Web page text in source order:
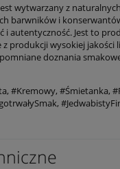
wytwarzany z
barwników i
i autentyczność. Jest to
z produkcji wysokiej jakości
doznania
#Kremowy, #Śmietanka,